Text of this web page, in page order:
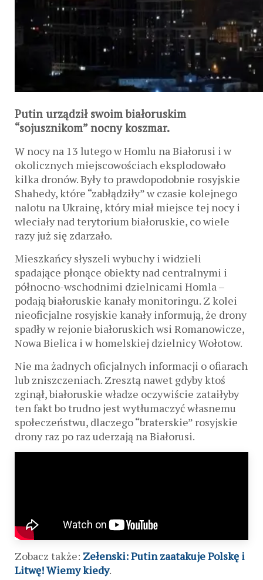
Putin urządził swoim białoruskim
“sojusznikom” nocny koszmar.
W nocy na 13 lutego w Homlu na Białorusi i w
okolicznych miejscowościach eksplodowało
kilka dronów. Były to prawdopodobnie rosyjskie
Shahedy, które “zabłądziły” w czasie kolejnego
nalotu na Ukrainę, który miał miejsce tej nocy i
wleciały nad terytorium białoruskie, co wiele
razy już się zdarzało.
Mieszkańcy słyszeli wybuchy i widzieli
spadające płonące obiekty nad centralnymi i
północno-wschodnimi dzielnicami Homla –
podają białoruskie kanały monitoringu. Z kolei
nieoficjalne rosyjskie kanały informują, że drony
spadły w rejonie białoruskich wsi Romanowicze,
Nowa Bielica i w homelskiej dzielnicy Wołotow.
Nie ma żadnych oficjalnych informacji o ofiarach
lub zniszczeniach. Zresztą nawet gdyby ktoś
zginął, białoruskie władze oczywiście zataiłyby
ten fakt bo trudno jest wytłumaczyć własnemu
społeczeństwu, dlaczego “braterskie” rosyjskie
drony raz po raz uderzają na Białorusi.
Zobacz także: Zełenski: Putin zaatakuje Polskę i
Litwę! Wiemy kiedy.